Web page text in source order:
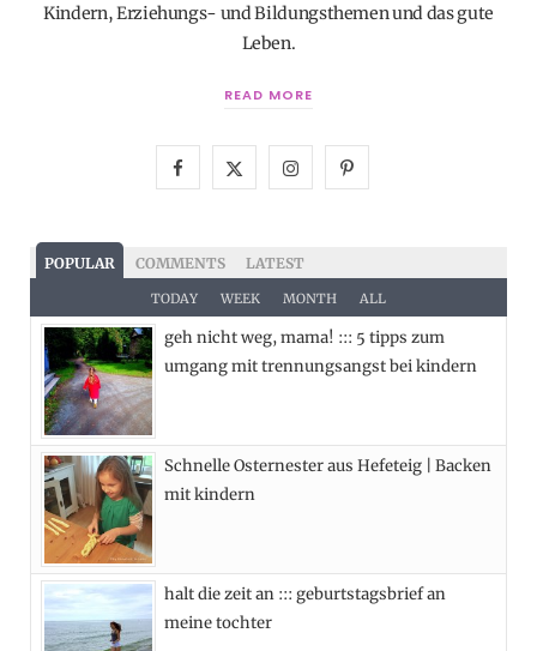
Kindern, Erziehungs- und Bildungsthemen und das gute
Leben.
READ MORE
c
e
b
k
T
w
i
e
I
s
t
a
a
P
e
s
POPULAR COMMENTS LATEST
TODAY WEEK MONTH ALL
geh nicht weg, mama! ::: 5 tipps zum
umgang mit trennungsangst bei kindern
Schnelle Osternester aus Hefeteig | Backen
mit kindern
halt die zeit an ::: geburtstagsbrief an
meine tochter